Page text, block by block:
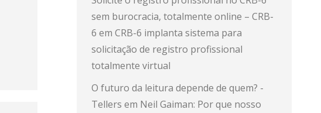
sem burocracia, totalmente online – CRB-
6 em CRB-6 implanta sistema para
solicitação de registro profissional
totalmente virtual
O futuro da leitura depende de quem? -
Tellers em Neil Gaiman: Por que nosso